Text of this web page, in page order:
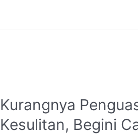
Kurangnya
Kesulitan, Begini